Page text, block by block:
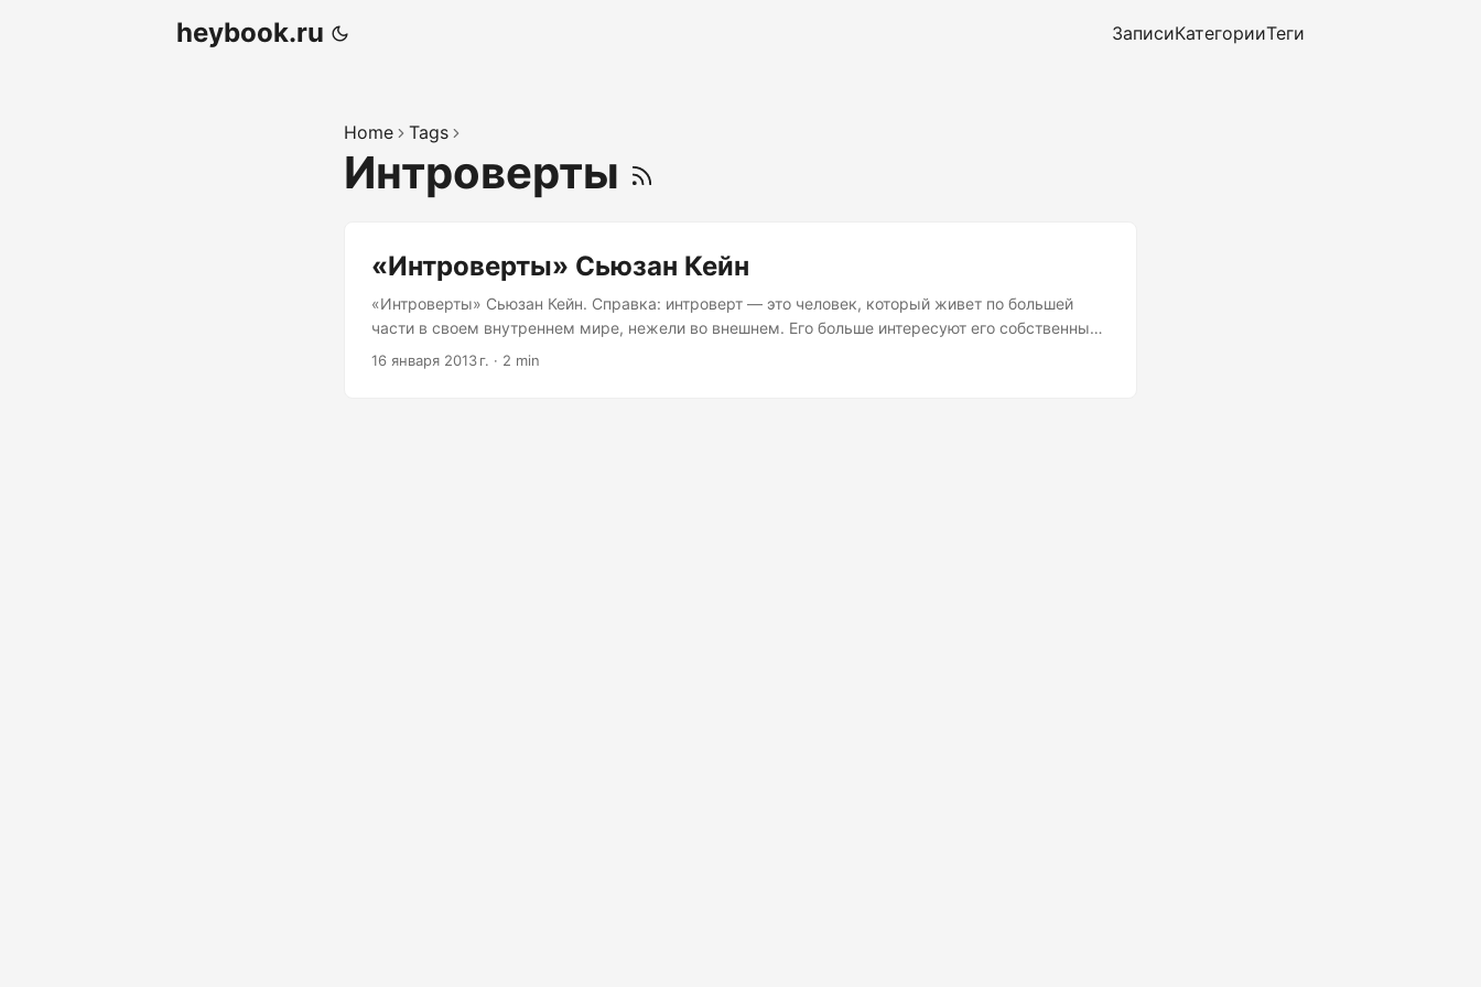
heybook.ru ЗаписиКатегорииТеги
Home Tags
Интроверты
«Интроверты» Сьюзан Кейн
«Интроверты» Сьюзан Кейн. Справка: интроверт — это человек, который живет по большей
части в своем внутреннем мире, нежели во внешнем. Его больше интересуют его собственные
мысли и переживания, нежели события реального мира. Такие люди обычно замкнуты,
16 января 2013 г. · 2 min